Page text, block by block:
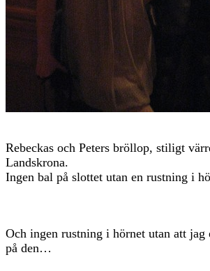
Rebeckas och Peters bröllop, stiligt
Landskrona.
Ingen bal på slottet utan en rustning i
Och ingen rustning i hörnet utan att jag
på den…